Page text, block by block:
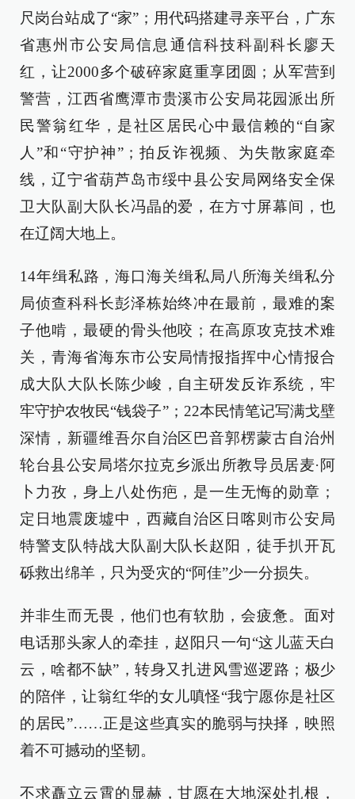
尺岗台站成了“家”；用代码搭建寻亲平台，广东
省惠州市公安局信息通信科技科副科长廖天
红，让2000多个破碎家庭重享团圆；从军营到
警营，江西省鹰潭市贵溪市公安局花园派出所
民警翁红华，是社区居民心中最信赖的“自家
人”和“守护神”；拍反诈视频、为失散家庭牵
线，辽宁省葫芦岛市绥中县公安局网络安全保
卫大队副大队长冯晶的爱，在方寸屏幕间，也
在辽阔大地上。
14年缉私路，海口海关缉私局八所海关缉私分
局侦查科科长彭泽栋始终冲在最前，最难的案
子他啃，最硬的骨头他咬；在高原攻克技术难
关，青海省海东市公安局情报指挥中心情报合
成大队大队长陈少峻，自主研发反诈系统，牢
牢守护农牧民“钱袋子”；22本民情笔记写满戈壁
深情，新疆维吾尔自治区巴音郭楞蒙古自治州
轮台县公安局塔尔拉克乡派出所教导员居麦·阿
卜力孜，身上八处伤疤，是一生无悔的勋章；
定日地震废墟中，西藏自治区日喀则市公安局
特警支队特战大队副大队长赵阳，徒手扒开瓦
砾救出绵羊，只为受灾的“阿佳”少一分损失。
并非生而无畏，他们也有软肋，会疲惫。面对
电话那头家人的牵挂，赵阳只一句“这儿蓝天白
云，啥都不缺”，转身又扎进风雪巡逻路；极少
的陪伴，让翁红华的女儿嗔怪“我宁愿你是社区
的居民”……正是这些真实的脆弱与抉择，映照
着不可撼动的坚韧。
不求矗立云霄的显赫，甘愿在大地深处扎根，